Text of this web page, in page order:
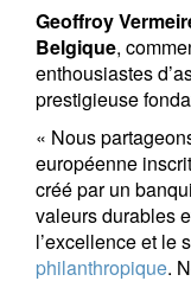
Geoffroy
Belgique,
enthousiastes
prestigieuse
« Nous
européenne
créé par un
valeurs durables
l’excellence et le
philanthropique.